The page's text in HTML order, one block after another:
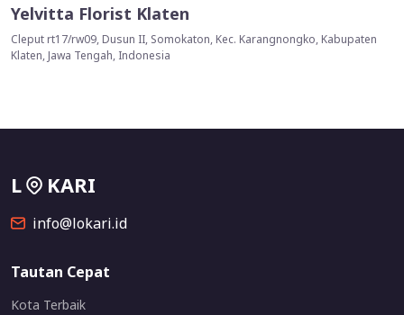
Yelvitta Florist Klaten
Cleput rt17/rw09, Dusun II, Somokaton, Kec. Karangnongko, Kabupaten
Klaten, Jawa Tengah, Indonesia
L KARI
info@lokari.id
Tautan Cepat
Kota Terbaik